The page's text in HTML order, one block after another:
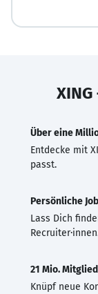
Über eine
Entdecke mit
passt.
Persönliche
Lass Dich
21 Mio.
Knüpf neue